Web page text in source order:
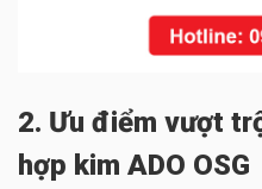
2. Ưu điểm vượt
hợp kim ADO OSG